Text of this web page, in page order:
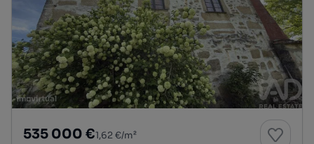
535 000 €1,62 €/m²